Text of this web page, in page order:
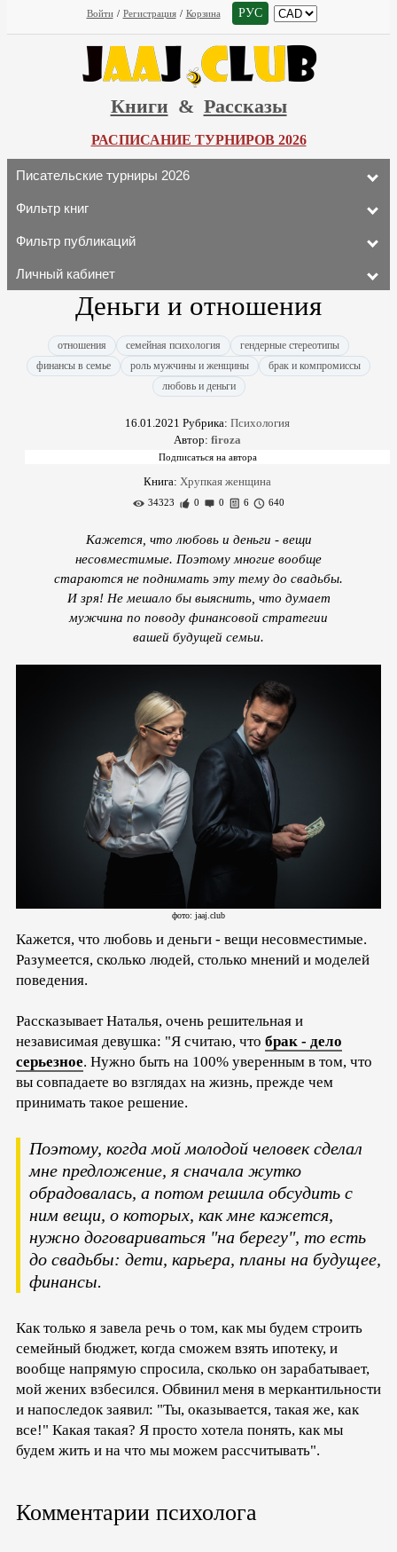
Войти / Регистрация / Корзина РУС
Книги & Рассказы
РАСПИСАНИЕ ТУРНИРОВ 2026
Писательские турниры 2026
Фильтр книг
Фильтр публикаций
Личный кабинет
Деньги и отношения
отношения семейная психология
гендерные стереотипы
финансы в семье
роль мужчины и женщины
брак и компромиссы
любовь и деньги
16.01.2021 Рубрика: Психология
Автор: firoza
Книга: Хрупкая женщина
34323 0 0 6 640
Кажется, что любовь и деньги - вещи
несовместимые. Поэтому многие вообще
стараются не поднимать эту тему до свадьбы.
И зря! Не мешало бы выяснить, что думает
мужчина по поводу финансовой стратегии
вашей будущей семьи.
фото: jaaj.club
Кажется, что любовь и деньги - вещи несовместимые.
Разумеется, сколько людей, столько мнений и моделей
поведения.
Рассказывает Наталья, очень решительная и
независимая девушка: "Я считаю, что брак - дело
серьезное. Нужно быть на 100% уверенным в том, что
вы совпадаете во взглядах на жизнь, прежде чем
принимать такое решение.
Поэтому, когда мой молодой человек сделал
мне предложение, я сначала жутко
обрадовалась, а потом решила обсудить с
ним вещи, о которых, как мне кажется,
нужно договариваться "на берегу", то есть
до свадьбы: дети, карьера, планы на будущее,
финансы.
Как только я завела речь о том, как мы будем строить
семейный бюджет, когда сможем взять ипотеку, и
вообще напрямую спросила, сколько он зарабатывает,
мой жених взбесился. Обвинил меня в меркантильности
и напоследок заявил: "Ты, оказывается, такая же, как
все!" Какая такая? Я просто хотела понять, как мы
будем жить и на что мы можем рассчитывать".
Комментарии психолога